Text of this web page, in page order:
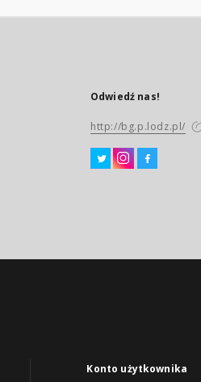
Odwiedź nas!
http://bg.p.lodz.pl/
Konto użytkownika